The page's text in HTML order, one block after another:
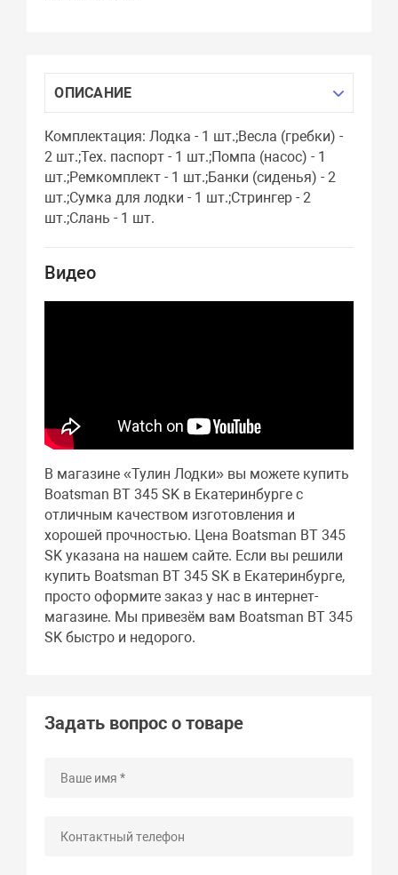
ОПИСАНИЕ
Комплектация: Лодка - 1 шт.;Весла (гребки) -
2 шт.;Тех. паспорт - 1 шт.;Помпа (насос) - 1
шт.;Ремкомплект - 1 шт.;Банки (сиденья) - 2
шт.;Сумка для лодки - 1 шт.;Стрингер - 2
шт.;Слань - 1 шт.
Видео
В магазине «Тулин Лодки» вы можете купить
Boatsman BT 345 SK в Екатеринбурге с
отличным качеством изготовления и
хорошей прочностью. Цена Boatsman BT 345
SK указана на нашем сайте. Если вы решили
купить Boatsman BT 345 SK в Екатеринбурге,
просто оформите заказ у нас в интернет-
магазине. Мы привезём вам Boatsman BT 345
SK быстро и недорого.
Задать вопрос о товаре